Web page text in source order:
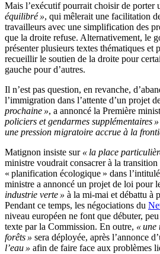
Mais l’exécutif pourrait choisir de porter
équilibré », qui mêlerait une facilitation
travailleurs avec une simplification des
que la droite refuse. Alternativement, le
présenter plusieurs textes thématiques et
recueillir le soutien de la droite pour
gauche pour d’autres.
Il n’est pas question, en revanche,
l’immigration dans l’attente d’un projet
prochaine », a annoncé la Première
policiers et gendarmes supplémentaires »
une pression migratoire accrue à la
Matignon insiste sur « la place
ministre voudrait consacrer à la
« planification écologique » dans
ministre a annoncé un projet de loi pour
industrie verte » à la mi-mai et débattu à
Pendant ce temps, les négociations du
niveau européen ne font que débuter,
texte par la Commission. En outre, « une
forêts » sera déployée, après l’annonce
l’eau » afin de faire face aux problèmes